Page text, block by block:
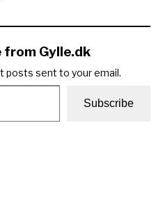
from Gylle.dk
posts sent to your email.
Subscribe